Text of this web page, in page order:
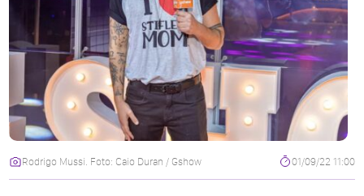
Rodrigo Mussi. Foto: Caio Duran / Gshow 01/09/22 11:00